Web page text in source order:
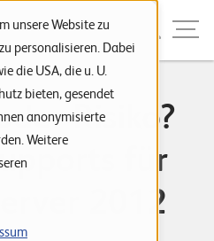
unsere Website zu
personalisieren. Dabei
die USA, die u. U.
bieten, gesendet
anonymisierte
Weitere
Menu
S
t
a
Risiko?
für
2012